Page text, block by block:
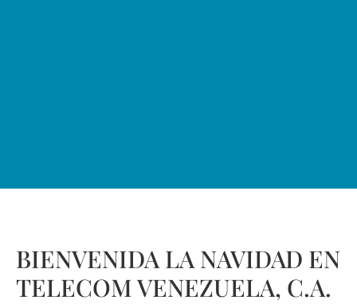
BIENVENIDA LA NAVIDAD EN
TELECOM VENEZUELA, C.A.